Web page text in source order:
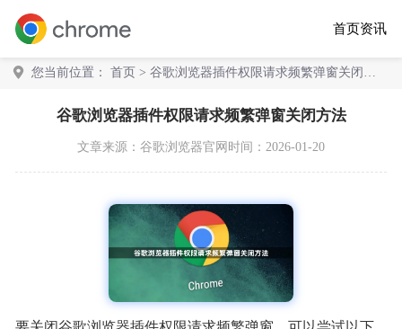
首页资讯
您当前位置： 首页 > 谷歌浏览器插件权限请求频繁弹窗关闭方
谷歌浏览器插件权限请求频繁弹窗关闭方法
文章来源： 谷歌浏览器官网 时间：2026-01-20